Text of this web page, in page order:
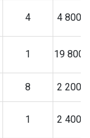
4 4 800
1 19 800
8 2 200
1 2 400